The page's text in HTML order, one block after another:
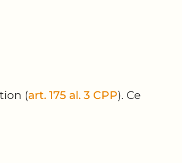
(art. 175 al. 3 CPP). Ce